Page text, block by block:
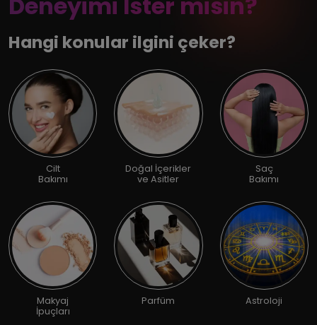
Hangi konular ilgini çeker?
Cilt
Bakımı
Doğal İçerikler
ve Asitler
Saç
Bakımı
Makyaj
İpuçları
Parfüm Astroloji